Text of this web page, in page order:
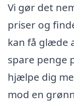
Vi gør det
priser og
kan få glæde
spare penge
hjælpe dig
mod en